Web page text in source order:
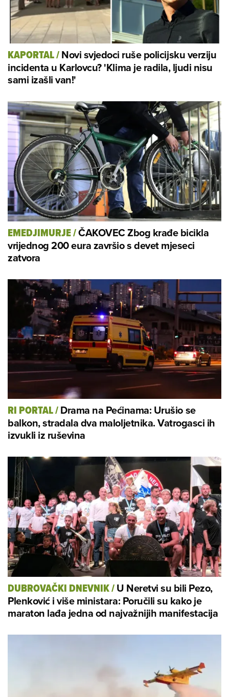
KAPORTAL/Novi svjedoci ruše policijsku verziju
incidenta u Karlovcu? 'Klima je radila, ljudi nisu
sami izašli van!'
EMEDJIMURJE/ČAKOVEC Zbog krađe bicikla
vrijednog 200 eura završio s devet mjeseci
zatvora
RI PORTAL/Drama na Pećinama: Urušio se
balkon, stradala dva maloljetnika. Vatrogasci ih
izvukli iz ruševina
DUBROVAČKI DNEVNIK/U Neretvi su bili Pezo,
Plenković i više ministara: Poručili su kako je
maraton lađa jedna od najvažnijih manifestacija